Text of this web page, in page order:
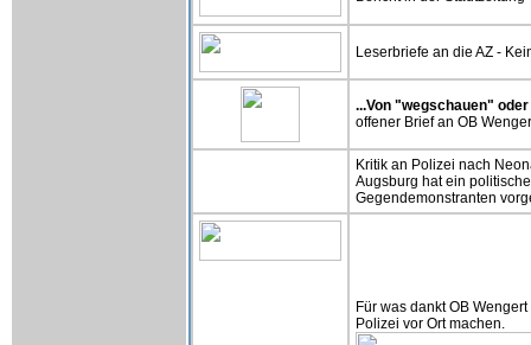
Leserbriefe an die AZ -
...Von "wegschauen"
offener Brief an OB
Kritik an Polizei nach
Augsburg hat ein
Gegendemonstranten
Für was dankt OB
Polizei vor Ort machen.